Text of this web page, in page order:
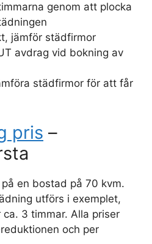
genom att plocka
jämför städfirmor
avdrag vid bokning av
städfirmor för att får
pris –
en bostad på 70 kvm.
utförs i exemplet,
3 timmar. Alla priser
och per